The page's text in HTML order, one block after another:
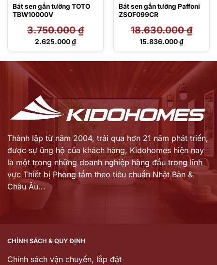
Bát sen gắn tường TOTO
TBW10000V
3.750.000₫
Giá
2.625.000₫
Giá
Bát sen gắn tường Paffoni
ZSOF099CR
18.630.000₫
Giá
18.630.000 ₫.
15.836.000₫
Giá
15.836.000 ₫.
Thành lập từ năm 2004, trải qua hơn 21 năm phát triển,
được sự ủng hộ của khách hàng, Kidohomes hiện nay
là một trong những doanh nghiệp hàng đầu trong lĩnh
vực Thiết bị Phòng tắm theo tiêu chuẩn Nhật Bản &
Châu Âu...
CHÍNH SÁCH & QUY ĐỊNH
Chính sách vận chuyển, lắp đặt